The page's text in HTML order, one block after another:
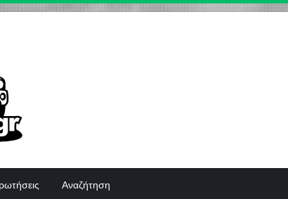
Αναζήτηση